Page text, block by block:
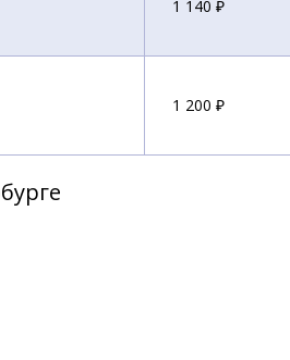
1 140 ₽
1 200 ₽